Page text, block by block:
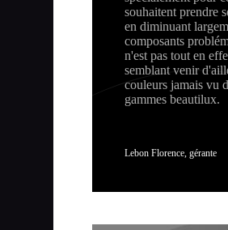
souhaitent prendre
en diminuant
composants
n'est pas tout en
semblant venir
couleurs jamais vu
gammes beautilux.
Lebon Florence, gérante